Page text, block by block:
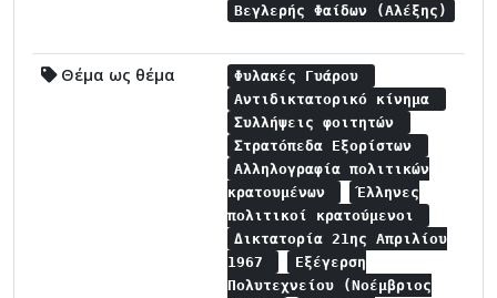
Βεγλερής Φαίδων (Αλέξης)
Θέμα ως θέμα
Φυλακές Γυάρου
Αντιδικτατορικό κίνημα
Συλλήψεις φοιτητών
Στρατόπεδα Εξορίστων
Αλληλογραφία πολιτικών
κρατουμένων
Έλληνες
πολιτικοί κρατούμενοι
Δικτατορία 21ης Απριλίου
1967
Εξέγερση
Πολυτεχνείου (Νοέμβριος